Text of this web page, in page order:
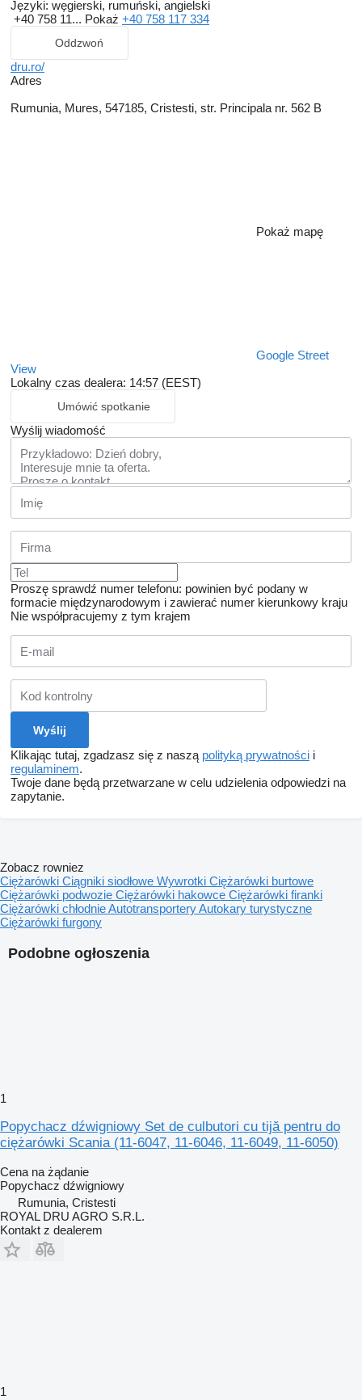
Języki: węgierski, rumuński, angielski
+40 758 11... Pokaż +40 758 117 334
Oddzwoń
dru.ro/
Adres
Rumunia, Mures, 547185, Cristesti, str. Principala nr. 562 B
Pokaż mapę
Google Street
View
Lokalny czas dealera: 14:57 (EEST)
Umówić spotkanie
Wyślij wiadomość
Proszę sprawdź numer telefonu: powinien być podany w
formacie międzynarodowym i zawierać numer kierunkowy kraju
Nie współpracujemy z tym krajem
Klikając tutaj, zgadzasz się z naszą polityką prywatności i
regulaminem.
Twoje dane będą przetwarzane w celu udzielenia odpowiedzi na
zapytanie.
Podobne ogłoszenia
1
Popychacz dźwigniowy Set de culbutori cu tijă pentru do
ciężarówki Scania (11-6047, 11-6046, 11-6049, 11-6050)
Cena na żądanie
Popychacz dźwigniowy
Rumunia, Cristesti
ROYAL DRU AGRO S.R.L.
Kontakt z dealerem
1
Zobacz rowniez
Ciężarówki Ciągniki siodłowe Wywrotki Ciężarówki burtowe
Ciężarówki podwozie Ciężarówki hakowce Ciężarówki firanki
Ciężarówki chłodnieAutotransporteryAutokary turystyczne
Ciężarówki furgony